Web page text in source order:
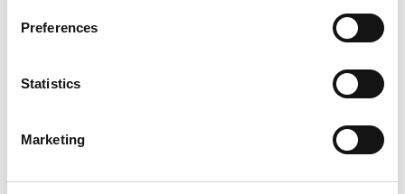
Preferences
Statistics
Marketing
Tour roulante universel ASC avec étriers est équipé de
roulettes à double frein
, réglables en hauteur jusqu'à
L'échafaudage mobile largeur 90 cm de ASC est équipé
d'une
main courante à hauteur des genoux et des
crochet
de plate-forme innovant
avec protection intégrée
L'échafaudage roulant universel ASC est équipé d'unjeu